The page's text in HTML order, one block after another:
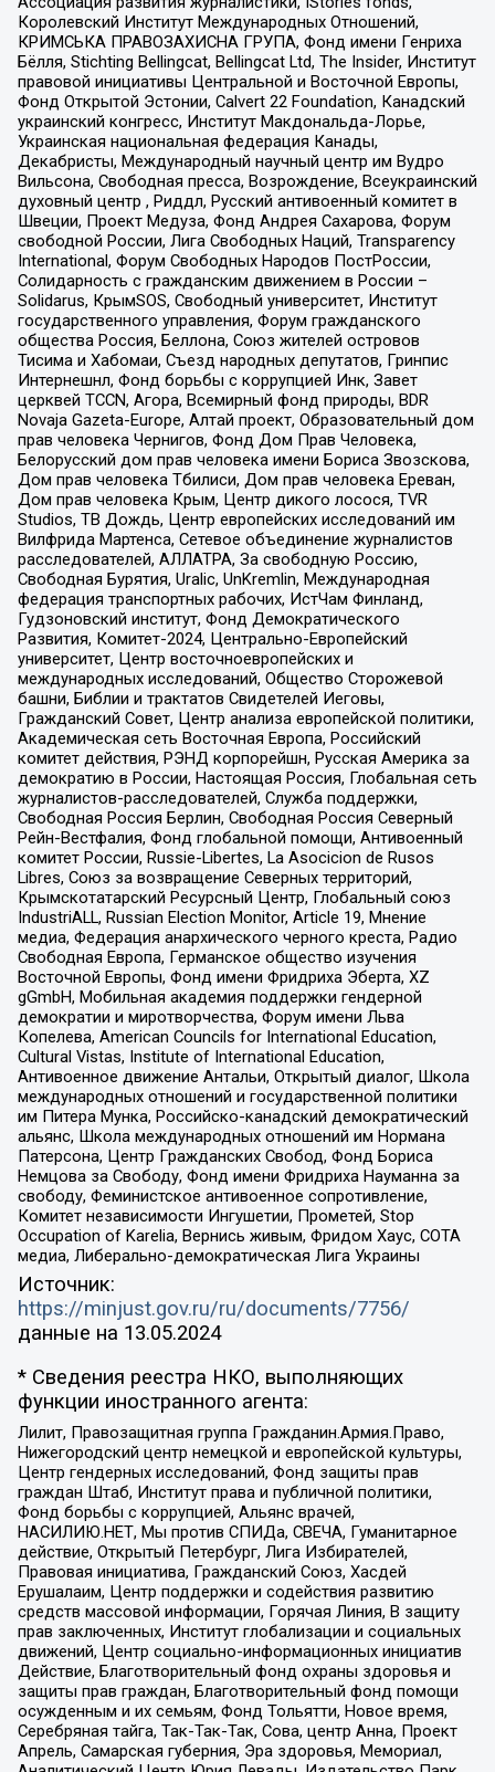
Королевский Институт Международных Отношений,
КРИМСЬКА ПРАВОЗАХИСНА ГРУПА, Фонд имени Генриха
Бёлля, Stichting Bellingcat, Bellingcat Ltd, The Insider, Институт
правовой инициативы Центральной и Восточной Европы,
Фонд Открытой Эстонии, Calvert 22 Foundation, Канадский
украинский конгресс, Институт Макдональда-Лорье,
Украинская национальная федерация Канады,
Декабристы, Международный научный центр им Вудро
Вильсона, Свободная пресса, Возрождение, Всеукраинский
духовный центр , Риддл, Русский антивоенный комитет в
Швеции, Проект Медуза, Фонд Андрея Сахарова, Форум
свободной России, Лига Свободных Наций, Transparеncy
International, Форум Свободных Народов ПостРоссии,
Солидарность с гражданским движением в России –
Solidarus, КрымSOS, Свободный университет, Институт
государственного управления, Форум гражданского
общества Россия, Беллона, Союз жителей островов
Тисима и Хабомаи, Съезд народных депутатов, Гринпис
Интернешнл, Фонд борьбы с коррупцией Инк, Завет
церквей TCCN, Агора, Всемирный фонд природы, BDR
Novaja Gazeta-Europe, Алтай проект, Образовательный дом
прав человека Чернигов, Фонд Дом Прав Человека,
Белорусский дом прав человека имени Бориса Звозскова,
Дом прав человека Тбилиси, Дом прав человека Ереван,
Дом прав человека Крым, Центр дикого лосося, TVR
Studios, ТВ Дождь, Центр европейских исследований им
Вилфрида Мартенса, Сетевое объединение журналистов
расследователей, АЛЛАТРА, За свободную Россию,
Свободная Бурятия, Uralic, UnKremlin, Международная
федерация транспортных рабочих, ИстЧам Финланд,
Гудзоновский институт, Фонд Демократического
Развития, Комитет-2024, Центрально-Европейский
университет, Центр восточноевропейских и
международных исследований, Общество Сторожевой
башни, Библии и трактатов Свидетелей Иеговы,
Гражданский Совет, Центр анализа европейской политики,
Академическая сеть Восточная Европа, Российский
комитет действия, РЭНД корпорейшн, Русская Америка за
демократию в России, Настоящая Россия, Глобальная сеть
журналистов-расследователей, Служба поддержки,
Свободная Россия Берлин, Свободная Россия Северный
Рейн-Вестфалия, Фонд глобальной помощи, Антивоенный
комитет России, Russie-Libertes, La Asocicion de Rusos
Libres, Союз за возвращение Северных территорий,
Крымскотатарский Ресурсный Центр, Глобальный союз
IndustriALL, Russian Election Monitor, Article 19, Мнение
медиа, Федерация анархического черного креста, Радио
Свободная Европа, Германское общество изучения
Восточной Европы, Фонд имени Фридриха Эберта, XZ
gGmbH, Мобильная академия поддержки гендерной
демократии и миротворчества, Форум имени Льва
Копелева, American Councils for International Education,
Cultural Vistas, Institute of International Education,
Антивоенное движение Антальи, Открытый диалог, Школа
международных отношений и государственной политики
им Питера Мунка, Российско-канадский демократический
альянс, Школа международных отношений им Нормана
Патерсона, Центр Гражданских Свобод, Фонд Бориса
Немцова за Свободу, Фонд имени Фридриха Науманна за
свободу, Феминистское антивоенное сопротивление,
Комитет независимости Ингушетии, Прометей, Stop
Occupation of Karelia, Вернись живым, Фридом Хаус, СОТА
медиа, Либерально-демократическая Лига Украины
Источник:
https://minjust.gov.ru/ru/documents/7756/
данные на 13.05.2024
* Сведения реестра НКО, выполняющих
функции иностранного агента:
Лилит, Правозащитная группа Гражданин.Армия.Право,
Нижегородский центр немецкой и европейской культуры,
Центр гендерных исследований, Фонд защиты прав
граждан Штаб, Институт права и публичной политики,
Фонд борьбы с коррупцией, Альянс врачей,
НАСИЛИЮ.НЕТ, Мы против СПИДа, СВЕЧА, Гуманитарное
действие, Открытый Петербург, Лига Избирателей,
Правовая инициатива, Гражданский Союз, Хасдей
Ерушалаим, Центр поддержки и содействия развитию
средств массовой информации, Горячая Линия, В защиту
прав заключенных, Институт глобализации и социальных
движений, Центр социально-информационных инициатив
Действие, Благотворительный фонд охраны здоровья и
защиты прав граждан, Благотворительный фонд помощи
осужденным и их семьям, Фонд Тольятти, Новое время,
Серебряная тайга, Так-Так-Так, Сова, центр Анна, Проект
Апрель, Самарская губерния, Эра здоровья, Мемориал,